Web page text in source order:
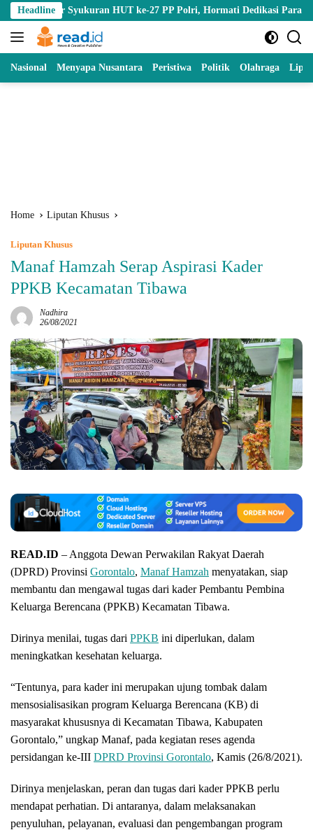
Skip
to
content
Headline
Syukuran HUT ke-27 PP Polri, Hormati Dedikasi Para Purnawirawan
Nasional Menyapa Nusantara Peristiwa Politik Olahraga
Home Liputan Khusus
Liputan Khusus
Manaf Hamzah Serap Aspirasi Kader
PPKB Kecamatan Tibawa
Nadhira
26/08/2021
READ.ID – Anggota Dewan Perwakilan Rakyat Daerah
(DPRD) Provinsi Gorontalo, Manaf Hamzah menyatakan, siap
membantu dan mengawal tugas dari kader Pembantu Pembina
Keluarga Berencana (PPKB) Kecamatan Tibawa.
Dirinya menilai, tugas dari PPKB ini diperlukan, dalam
meningkatkan kesehatan keluarga.
“Tentunya, para kader ini merupakan ujung tombak dalam
mensosialisasikan program Keluarga Berencana (KB) di
masyarakat khususnya di Kecamatan Tibawa, Kabupaten
Gorontalo,” ungkap Manaf, pada kegiatan reses agenda
persidangan ke-III DPRD Provinsi Gorontalo, Kamis (26/8/2021).
Dirinya menjelaskan, peran dan tugas dari kader PPKB perlu
mendapat perhatian. Di antaranya, dalam melaksanakan
penyuluhan, pelayanan, evaluasi dan pengembangan program